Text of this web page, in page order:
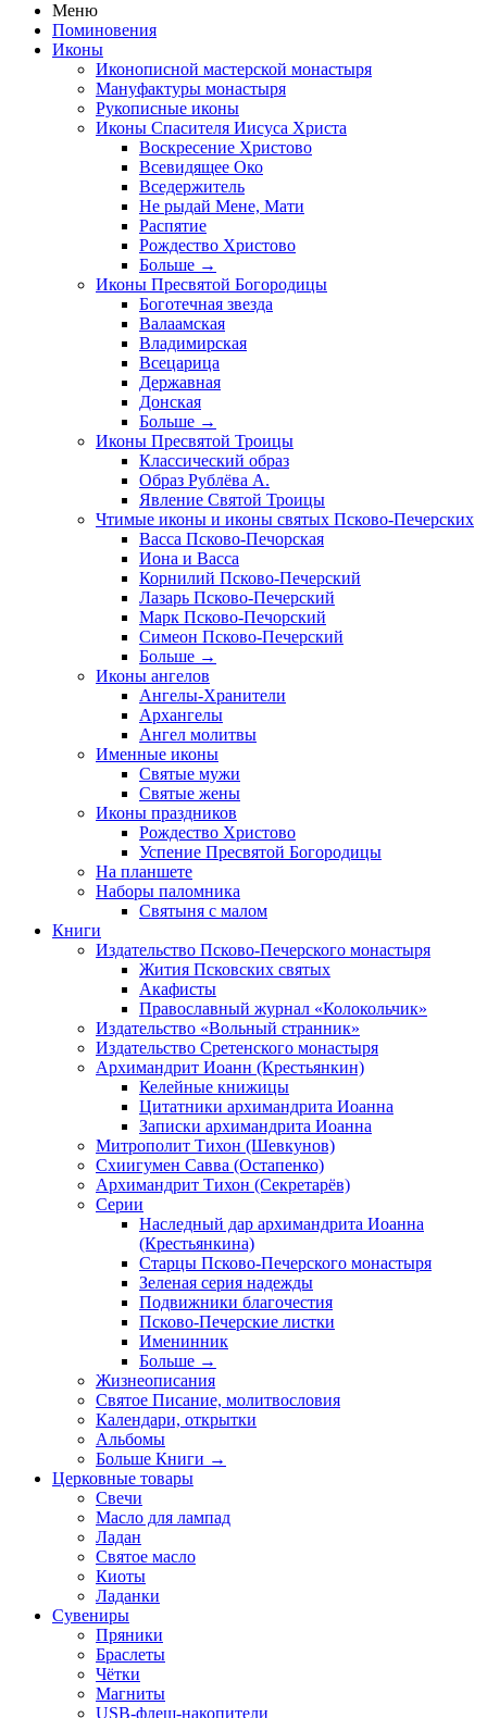
Меню
Поминовения
Иконы
Иконописной мастерской монастыря
Мануфактуры монастыря
Рукописные иконы
Иконы Спасителя Иисуса Христа
Воскресение Христово
Всевидящее Око
Вседержитель
Не рыдай Мене, Мати
Распятие
Рождество Христово
Больше →
Иконы Пресвятой Богородицы
Боготечная звезда
Валаамская
Владимирская
Всецарица
Державная
Донская
Больше →
Иконы Пресвятой Троицы
Классический образ
Образ Рублёва А.
Явление Святой Троицы
Чтимые иконы и иконы святых Псково-Печерских
Васса Псково-Печорская
Иона и Васса
Корнилий Псково-Печерский
Лазарь Псково-Печерский
Марк Псково-Печорский
Симеон Псково-Печерский
Больше →
Иконы ангелов
Ангелы-Хранители
Архангелы
Ангел молитвы
Именные иконы
Святые мужи
Святые жены
Иконы праздников
Рождество Христово
Успение Пресвятой Богородицы
На планшете
Наборы паломника
Святыня с малом
Книги
Издательство Псково-Печерского монастыря
Жития Псковских святых
Акафисты
Православный журнал «Колокольчик»
Издательство «Вольный странник»
Издательство Сретенского монастыря
Архимандрит Иоанн (Крестьянкин)
Келейные книжицы
Цитатники архимандрита Иоанна
Записки архимандрита Иоанна
Митрополит Тихон (Шевкунов)
Схиигумен Савва (Остапенко)
Архимандрит Тихон (Секретарёв)
Серии
Наследный дар архимандрита Иоанна
(Крестьянкина)
Старцы Псково-Печерского монастыря
Зеленая серия надежды
Подвижники благочестия
Псково-Печерские листки
Именинник
Больше →
Жизнеописания
Святое Писание, молитвословия
Календари, открытки
Альбомы
Больше Книги →
Церковные товары
Свечи
Масло для лампад
Ладан
Святое масло
Киоты
Ладанки
Сувениры
Пряники
Браслеты
Чётки
Магниты
USB-флеш-накопители